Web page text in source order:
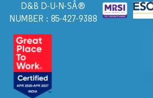
D&B D-U-N-SÂ®
NUMBER : 85-427-9388